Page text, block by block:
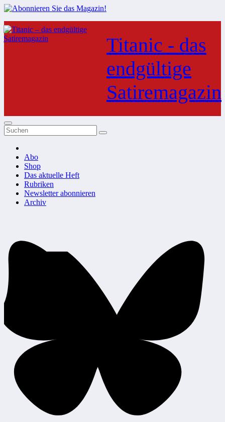
Zum
Inhalt
springen
Titanic - das
endgültige
Satiremagazin
Abo
Shop
Das aktuelle Heft
Rubriken
Newsletter abonnieren
Archiv